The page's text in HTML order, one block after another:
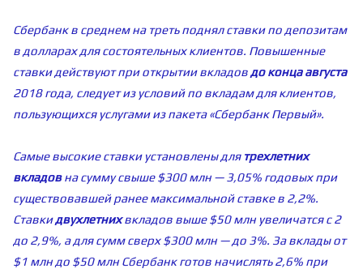
Сбербанк в среднем на треть поднял ставки по депозитам
в долларах для состоятельных клиентов. Повышенные
ставки действуют при открытии вкладовдо конца августа
2018 года, следует из условий по вкладам для клиентов,
пользующихся услугами из пакета «Сбербанк Первый».
Самые высокие ставки установлены для трехлетних
вкладовна сумму свыше $300 млн — 3,05% годовых при
существовавшей ранее максимальной ставке в 2,2%.
Ставкидвухлетнихвкладов выше $50 млн увеличатся с 2
до 2,9%, а для сумм сверх $300 млн — до 3%. За вклады от
$1 млн до $50 млн Сбербанк готов начислять 2,6% при